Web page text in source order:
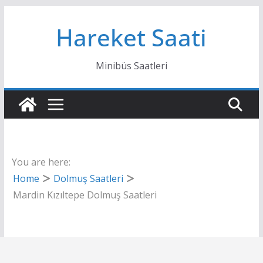
Hareket Saati
Minibüs Saatleri
You are here:
Home
Dolmuş Saatleri
Mardin Kızıltepe Dolmuş Saatleri